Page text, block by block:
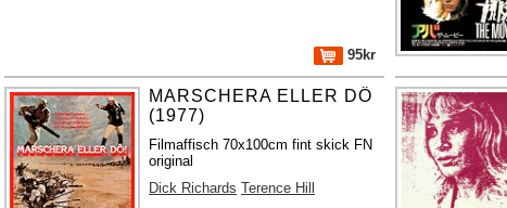
95kr
MARSCHERA ELLER DÖ
(1977)
Filmaffisch 70x100cm fint skick FN
original
Dick Richards Terence Hill